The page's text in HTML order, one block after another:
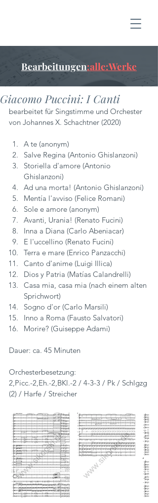
Bearbeitungen:alle:Werke
Giacomo Puccini: I Canti
bearbeitet für Singstimme und Orchester
von Johannes X. Schachtner (2020)
A te (anonym)
Salve Regina (Antonio Ghislanzoni)
Storiella d'amore (Antonio
Ghislanzoni)
Ad una morta! (Antonio Ghislanzoni)
Mentía l'avviso (Felice Romani)
Sole e amore (anonym)
Avanti, Urania! (Renato Fucini)
Inna a Diana (Carlo Abeniacar)
E l'uccellino (Renato Fucini)
Terra e mare (Enrico Panzacchi)
Canto d'anime (Luigi Illica)
Dios y Patria (Matías Calandrelli)
Casa mia, casa mia (nach einem alten
Sprichwort)
Sogno d'or (Carlo Marsili)
Inno a Roma (Fausto Salvatori)
Morire? (Guiseppe Adami)
Dauer: ca. 45 Minuten
Orchesterbesetzung:
2,Picc.-2,Eh.-2,BKl.-2 / 4-3-3 / Pk / Schlgzg
(2) / Harfe / Streicher